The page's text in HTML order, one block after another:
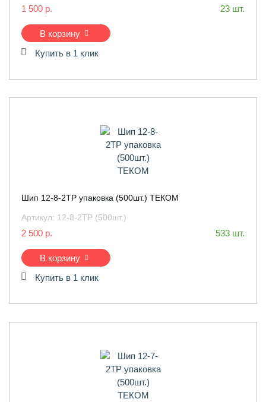
1 500 р. 23 шт.
В корзину
Купить в 1 клик
Шип 12-8-2ТР упаковка (500шт.) ТЕКОМ
Артикул: 12-8-2ТР (500шт.)
2 500 р. 533 шт.
В корзину
Купить в 1 клик